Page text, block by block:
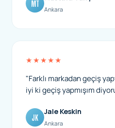
MT
Ankara
★★★★★
"Farklı markadan geçiş
iyi ki geçiş yapmışım
JK
Jale Keskin
Ankara